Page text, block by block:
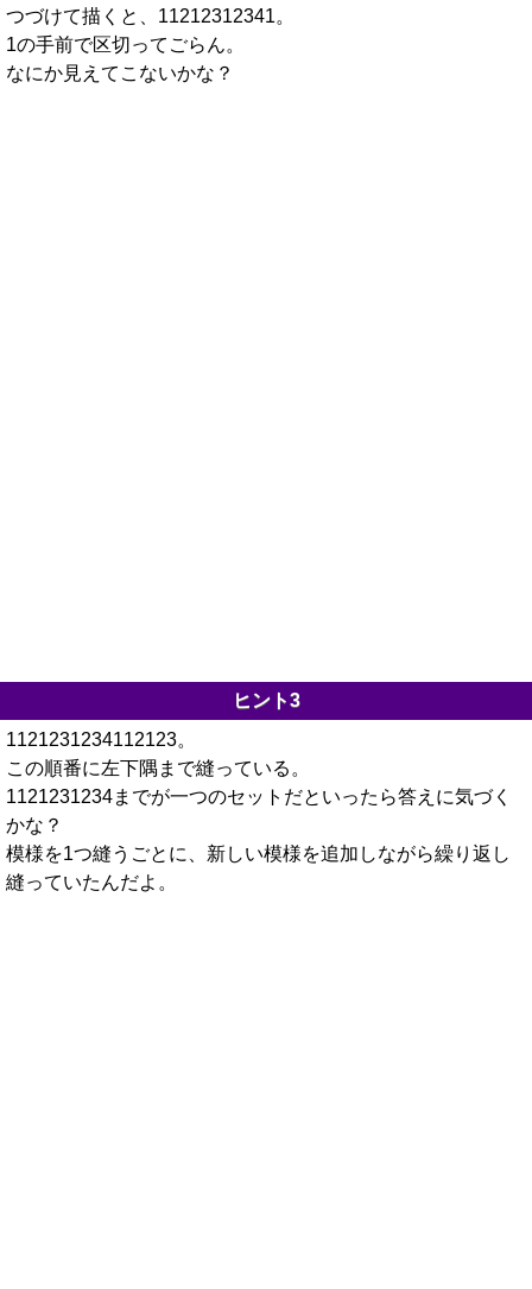
つづけて描くと、11212312341。
1の手前で区切ってごらん。
なにか見えてこないかな？
ヒント3
1121231234112123。
この順番に左下隅まで縫っている。
1121231234までが一つのセットだといったら答えに気づく
かな？
模様を1つ縫うごとに、新しい模様を追加しながら繰り返し
縫っていたんだよ。